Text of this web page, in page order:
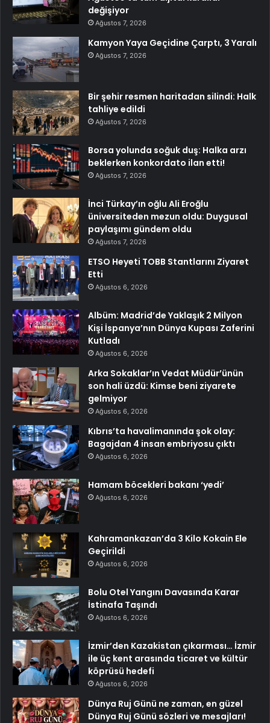
değişiyor
Ağustos 7, 2026
Kamyon Yaya Geçidine Çarptı, 3 Yaralı
Ağustos 7, 2026
Bir şehir resmen haritadan silindi: Halk
tahliye edildi
Ağustos 7, 2026
Borsa yolunda soğuk duş: Halka arzı
beklerken konkordato ilan etti!
Ağustos 7, 2026
İnci Türkay’ın oğlu Ali Eroğlu
üniversiteden mezun oldu: Duygusal
paylaşımı gündem oldu
Ağustos 7, 2026
ETSO Heyeti TOBB Stantlarını Ziyaret
Etti
Ağustos 6, 2026
Albüm: Madrid’de Yaklaşık 2 Milyon
Kişi İspanya’nın Dünya Kupası Zaferini
Kutladı
Ağustos 6, 2026
Arka Sokaklar’ın Vedat Müdür’ünün
son hali üzdü: Kimse beni ziyarete
gelmiyor
Ağustos 6, 2026
Kıbrıs’ta havalimanında şok olay:
Bagajdan 4 insan embriyosu çıktı
Ağustos 6, 2026
Hamam böcekleri bakanı ‘yedi’
Ağustos 6, 2026
Kahramankazan’da 3 Kilo Kokain Ele
Geçirildi
Ağustos 6, 2026
Bolu Otel Yangını Davasında Karar
İstinafa Taşındı
Ağustos 6, 2026
İzmir’den Kazakistan çıkarması… İzmir
ile üç kent arasında ticaret ve kültür
köprüsü hedefi
Ağustos 6, 2026
Dünya Ruj Günü ne zaman, en güzel
Dünya Ruj Günü sözleri ve mesajları!